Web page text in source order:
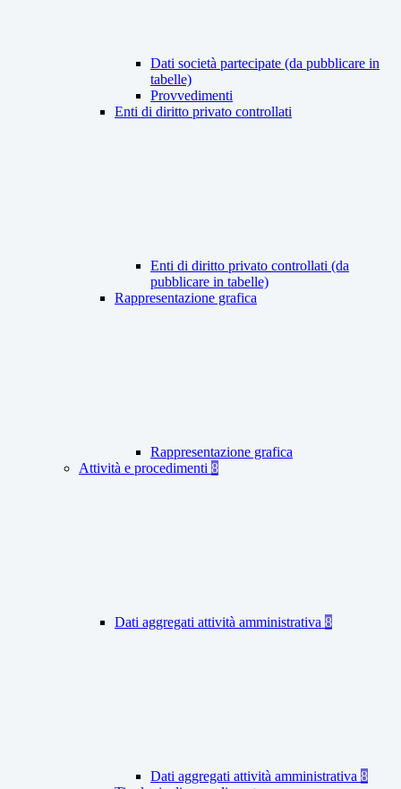
Dati società partecipate (da pubblicare in
tabelle)
Provvedimenti
Enti di diritto privato controllati
Enti di diritto privato controllati (da
pubblicare in tabelle)
Rappresentazione grafica
Rappresentazione grafica
Attività e procedimenti 8
Dati aggregati attività amministrativa 8
Dati aggregati attività amministrativa 8